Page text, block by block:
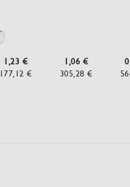
1,23 €
177,12 €
1,06 €
305,28 €